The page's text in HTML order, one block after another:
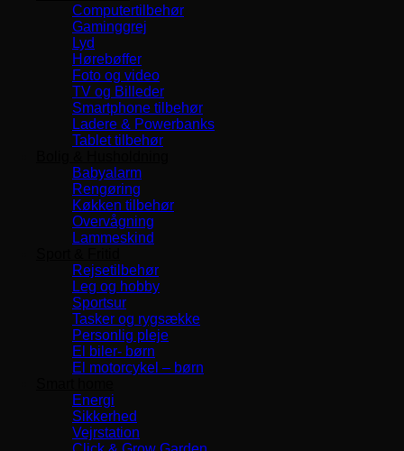
Computertilbehør
Gaminggrej
Lyd
Hørebøffer
Foto og video
TV og Billeder
Smartphone tilbehør
Ladere & Powerbanks
Tablet tilbehør
Babyalarm
Rengøring
Køkken tilbehør
Overvågning
Lammeskind
Rejsetilbehør
Leg og hobby
Sportsur
Tasker og rygsække
Personlig pleje
El biler- børn
El motorcykel – børn
Energi
Sikkerhed
Vejrstation